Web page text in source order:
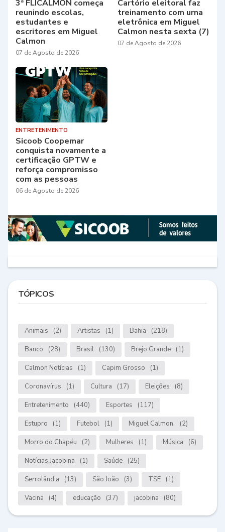
3ª FLICALMON começa
reunindo escolas,
estudantes e
escritores em Miguel
Calmon
07 de Agosto de 2026
Cartório eleitoral faz
treinamento com urna
eletrônica em Miguel
Calmon nesta sexta (7)
07 de Agosto de 2026
ENTRETENIMENTO
Sicoob Coopemar
conquista novamente a
certificação GPTW e
reforça compromisso
com as pessoas
06 de Agosto de 2026
TÓPICOS
Animais (2) Artistas (1) Bahia (218)
Banco (28) Brasil (130) Brejo Grande (1)
Calmon Notícias (1) Capim Grosso (1)
Coronavírus (1) Cultura (17) Eleições (8)
Entretenimento (440) Esportes (117)
Estupro (1) Futebol (1) Miguel Calmon. (2)
Morro do Chapéu (2) Mulheres (1) Música (6)
Notícias.Jacobina (1) Saúde (25)
Serrolândia (13) São João (3) TSE (1)
Vacina (4) educação (37) jacobina (80)